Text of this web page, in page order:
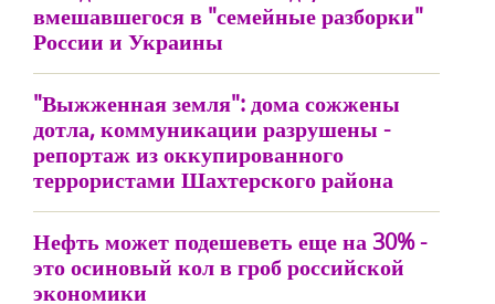
вмешавшегося в "семейные разборки"
России и Украины
"Выжженная земля": дома сожжены
дотла, коммуникации разрушены -
репортаж из оккупированного
террористами Шахтерского района
Нефть может подешеветь еще на 30% -
это осиновый кол в гроб российской
экономики